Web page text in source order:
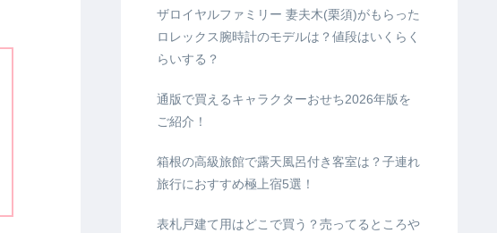
ザロイヤルファミリー 妻夫木(栗須)がもらった
ロレックス腕時計のモデルは？値段はいくらく
らいする？
通版で買えるキャラクターおせち2026年版を
ご紹介！
箱根の高級旅館で露天風呂付き客室は？子連れ
旅行におすすめ極上宿5選！
表札戸建て用はどこで買う？売ってるところや